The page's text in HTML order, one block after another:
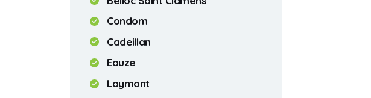
Condom
Cadeillan
Eauze
Laymont